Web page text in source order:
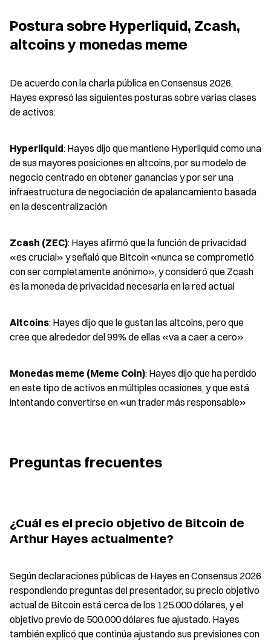
Postura sobre Hyperliquid, Zcash,
altcoins y monedas meme
De acuerdo con la charla pública en Consensus 2026,
Hayes expresó las siguientes posturas sobre varias clases
de activos:
Hyperliquid: Hayes dijo que mantiene Hyperliquid como una
de sus mayores posiciones en altcoins, por su modelo de
negocio centrado en obtener ganancias y por ser una
infraestructura de negociación de apalancamiento basada
en la descentralización
Zcash (ZEC): Hayes afirmó que la función de privacidad
«es crucial» y señaló que Bitcoin «nunca se comprometió
con ser completamente anónimo», y consideró que Zcash
es la moneda de privacidad necesaria en la red actual
Altcoins: Hayes dijo que le gustan las altcoins, pero que
cree que alrededor del 99% de ellas «va a caer a cero»
Monedas meme (Meme Coin): Hayes dijo que ha perdido
en este tipo de activos en múltiples ocasiones, y que está
intentando convertirse en «un trader más responsable»
Preguntas frecuentes
¿Cuál es el precio objetivo de Bitcoin de
Arthur Hayes actualmente?
Según declaraciones públicas de Hayes en Consensus 2026
respondiendo preguntas del presentador, su precio objetivo
actual de Bitcoin está cerca de los 125.000 dólares, y el
objetivo previo de 500.000 dólares fue ajustado. Hayes
también explicó que continúa ajustando sus previsiones con